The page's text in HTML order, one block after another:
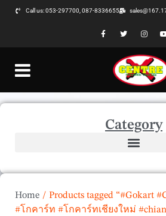
Call us: 053-297700, 087-8336655
Category
Home / Products tagged “#Gokart
#โกคาร์ท #โกคาร์ทเชียงใหม่